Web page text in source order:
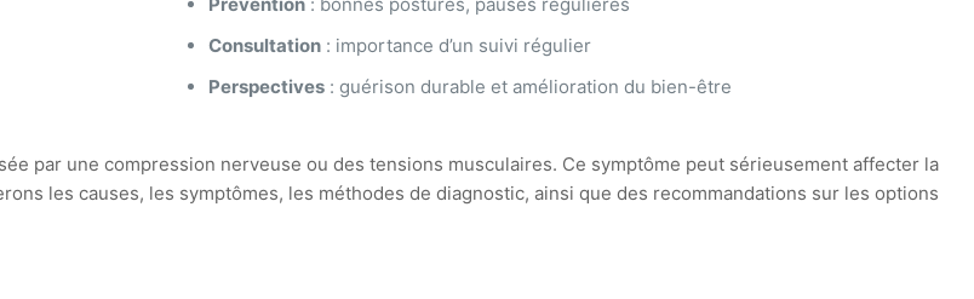
Consultation: importance d’un suivi régulier
Perspectives: guérison durable et amélioration du bien-être
par une compression nerveuse ou des tensions musculaires. Ce symptôme peut sérieusement affecter la
les causes, les symptômes, les méthodes de diagnostic, ainsi que des recommandations sur les options